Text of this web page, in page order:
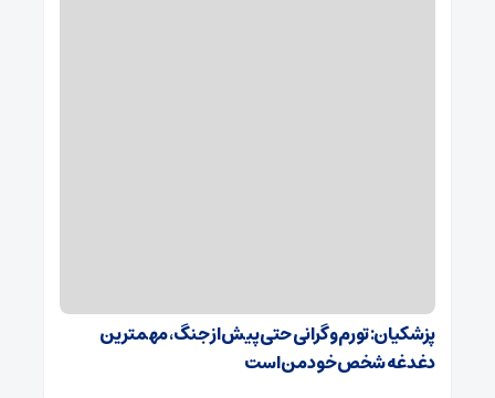
پزشکیان: تورم و گرانی حتی پیش از جنگ، مهمترین
دغدغه شخص خود من است